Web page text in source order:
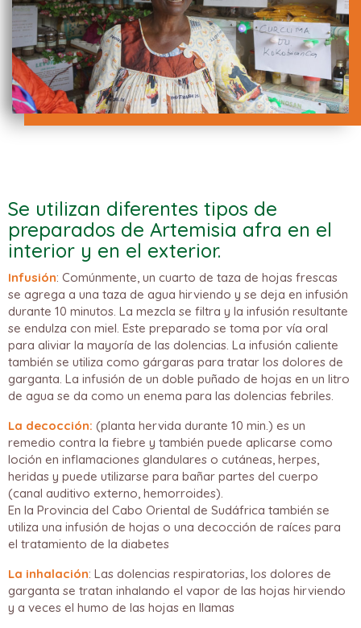
Se utilizan diferentes tipos de
preparados de Artemisia afra en el
interior y en el exterior.
Infusión: Comúnmente, un cuarto de taza de hojas frescas
se agrega a una taza de agua hirviendo y se deja en infusión
durante 10 minutos. La mezcla se filtra y la infusión resultante
se endulza con miel. Este preparado se toma por vía oral
para aliviar la mayoría de las dolencias. La infusión caliente
también se utiliza como gárgaras para tratar los dolores de
garganta. La infusión de un doble puñado de hojas en un litro
de agua se da como un enema para las dolencias febriles.
La decocción: (planta hervida durante 10 min.) es un
remedio contra la fiebre y también puede aplicarse como
loción en inflamaciones glandulares o cutáneas, herpes,
heridas y puede utilizarse para bañar partes del cuerpo
(canal auditivo externo, hemorroides).
En la Provincia del Cabo Oriental de Sudáfrica también se
utiliza una infusión de hojas o una decocción de raíces para
el tratamiento de la diabetes
La inhalación: Las dolencias respiratorias, los dolores de
garganta se tratan inhalando el vapor de las hojas hirviendo
y a veces el humo de las hojas en llamas